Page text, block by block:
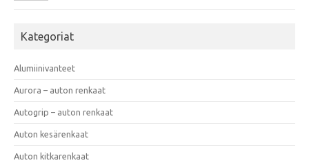
Kategoriat
Alumiinivanteet
Aurora – auton renkaat
Autogrip – auton renkaat
Auton kesärenkaat
Auton kitkarenkaat